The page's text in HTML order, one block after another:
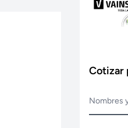
Cotizar
Nombres